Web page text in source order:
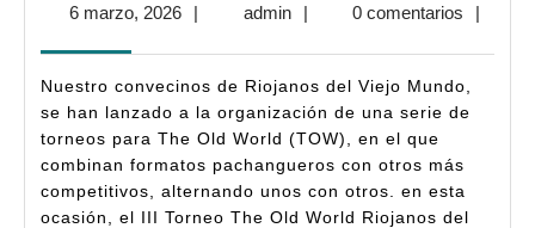
Torneo
Old
World
Riojanos
del
6 marzo, 20266
| adminadmin
| 0 comentarios |
Nuestro convecinos de Riojanos del Viejo Mundo,
se han lanzado a la organización de una serie de
torneos para The Old World (TOW), en el que
combinan formatos pachangueros con otros más
competitivos, alternando unos con otros. en esta
ocasión, el III Torneo The Old World Riojanos del